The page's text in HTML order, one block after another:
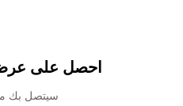
احصل على
سيتصل بك